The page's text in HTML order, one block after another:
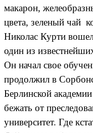
макарон,
цвета, зеленый чай
Николас Курти
один из
Он начал свое
продолжил в
Берлинской
бежать от
университет. Где